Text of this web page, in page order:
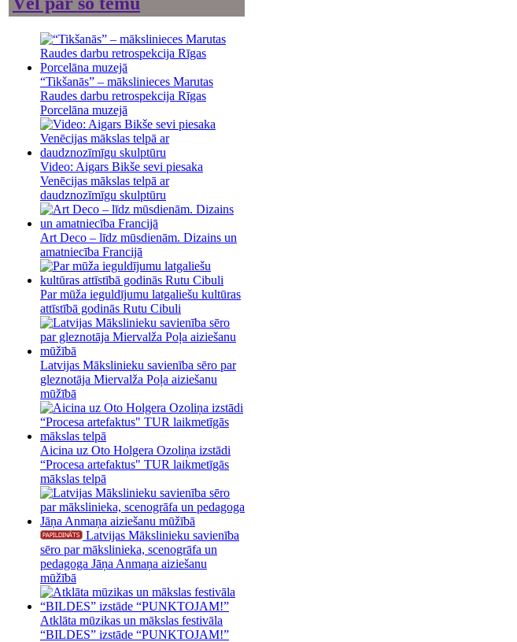
“Tikšanās” – mākslinieces Marutas
Raudes darbu retrospekcija Rīgas
Porcelāna muzejā
Video: Aigars Bikše sevi piesaka
Venēcijas mākslas telpā ar
daudznozīmīgu skulptūru
Art Deco – līdz mūsdienām. Dizains un
amatniecība Francijā
Par mūža ieguldījumu latgaliešu kultūras
attīstībā godinās Rutu Cibuli
Latvijas Mākslinieku savienība sēro par
gleznotāja Miervalža Poļa aiziešanu
mūžībā
Aicina uz Oto Holgera Ozoliņa izstādi
“Procesa artefaktus" TUR laikmetīgās
mākslas telpā
Latvijas Mākslinieku savienība
sēro par mākslinieka, scenogrāfa un
pedagoga Jāņa Anmaņa aiziešanu
mūžībā
Atklāta mūzikas un mākslas festivāla
“BILDES” izstāde “PUNKTOJAM!”